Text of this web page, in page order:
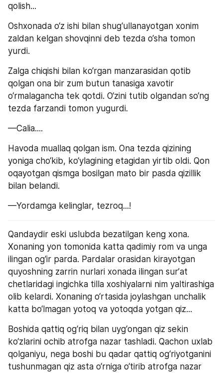
qolish...
Oshxonada o‘z ishi bilan shug‘ullanayotgan xonim
zaldan kelgan shovqinni deb tezda o‘sha tomon
yurdi.
Zalga chiqishi bilan ko‘rgan manzarasidan qotib
qolgan ona bir zum butun tanasiga xavotir
o‘rmalagancha tek qotdi. O‘zini tutib olgandan so‘ng
tezda farzandi tomon yugurdi.
—Calia....
Havoda muallaq qolgan ism. Ona tezda qizining
yoniga cho‘kib, ko‘ylagining etagidan yirtib oldi. Qon
oqayotgan qismga bosilgan mato bir pasda qizillik
bilan belandi.
—Yordamga kelinglar, tezroq...!
Qandaydir eski uslubda bezatilgan keng xona.
Xonaning yon tomonida katta qadimiy rom va unga
ilingan og‘ir parda. Pardalar orasidan kirayotgan
quyoshning zarrin nurlari xonada ilingan surʼat
chetlaridagi ingichka tilla xoshiyalarni nim yaltirashiga
olib kelardi. Xonaning o‘rtasida joylashgan unchalik
katta bo‘lmagan yotoq va yotoqda yotgan qiz...
Boshida qattiq og‘riq bilan uyg‘ongan qiz sekin
ko‘zlarini ochib atrofga nazar tashladi. Qachon uxlab
qolganiyu, nega boshi bu qadar qattiq og‘riyotganini
tushunmagan qiz asta o‘rniga o‘tirib atrofga nazar